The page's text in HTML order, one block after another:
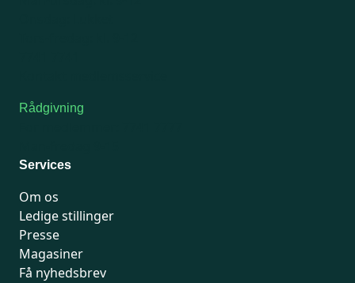
Rådgivning
Services
Om os
Ledige stillinger
Presse
Magasiner
Få nyhedsbrev